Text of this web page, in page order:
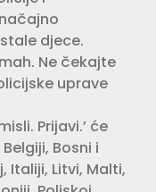
djece.
Ne čekajte
uprave
Prijavi.’ će
Bosni i
Italiji, Litvi, Malti,